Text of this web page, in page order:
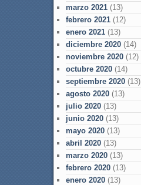
marzo 2021(13)
febrero 2021(12)
enero 2021(13)
diciembre 2020(14)
noviembre 2020(12)
octubre 2020(14)
septiembre 2020(13)
agosto 2020(13)
julio 2020(13)
junio 2020(13)
mayo 2020(13)
abril 2020(13)
marzo 2020(13)
febrero 2020(13)
enero 2020(13)